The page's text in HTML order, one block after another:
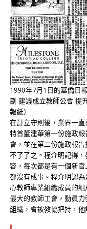
1990年7月1日的華僑日
劃 建議成立教師公會 提
報紙）
在訂立守則後，業界一
特首董建華第一份施政
會，並在第二份施政報
不了了之。程介明記得
容，每次都是有一個新
都沒有成事。程介明認
心教師專業組織成員的
最大的教師工會，動員
組織，會被教協把持，他